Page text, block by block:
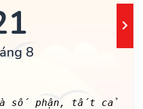
8
là số phận, tất cả